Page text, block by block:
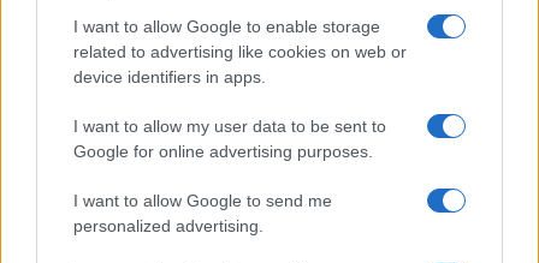
I want to allow Google to enable storage
related to advertising like cookies on web or
device identifiers in apps.
I want to allow my user data to be sent to
Google for online advertising purposes.
I want to allow Google to send me
personalized advertising.
UI 9 frissítésből – itt a lista az érintett modellekről
iPhone 18 bemutató dátum - ekkor rántja le a leplet az
Az Android rejtett automatizmusai: hat funkció, amely
észrevétlenül könnyíti meg a mindennapokat
Ez a rejtett Samsung funkció teljesen megváltoztatja a
mobilhasználatot – sokan mégsem tudnak róla